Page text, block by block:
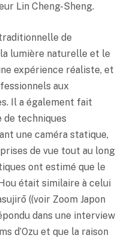
Lin Cheng-Sheng.
de
lumière naturelle et le
expérience réaliste, et
aux
Il a également fait
techniques
une caméra statique,
de vue tout au long
ont estimé que le
était similaire à celui
((voir Zoom Japon
dans une interview
d’Ozu et que la raison